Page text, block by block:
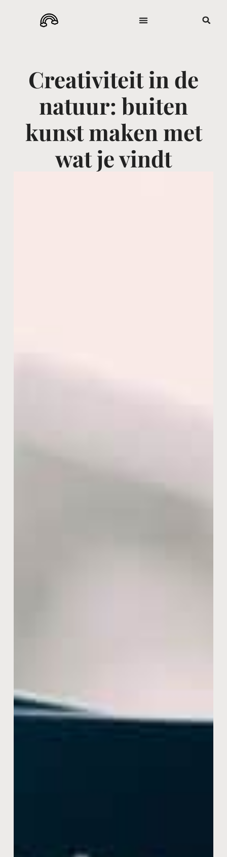
Creativiteit in de
natuur: buiten
kunst maken met
wat je vindt